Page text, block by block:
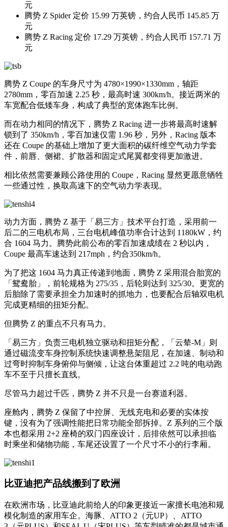
元
腾势 Z Spider 定价 15.99 万英镑，约合人民币 145.85 万
元
腾势 Z Racing 定价 17.29 万英镑，约合人民币 157.71 万
元
腾势 Z Coupe 的车身尺寸为 4780×1990×1330mm，轴距
2780mm，零百加速 2.25 秒，最高时速 300km/h。接近两米的
车宽配合低矮车身，构成了典型的宽体跑车比例。
而在动力相同的情况下，腾势 Z Racing 进一步将最高时速解
锁到了 350km/h，零百加速仅需 1.96 秒，另外，Racing 版本
还在 Coupe 的基础上增加了更大面积的碳纤维空气动力学套
件，前唇、侧裙、扩散器和固定式尾翼都变得更加激进。
相比依然需要兼顾公路使用的 Coupe，Racing 显然更愿意牺牲
一些通过性，换取高速下的空气动力学表现。
动力方面，腾势 Z 基于「易三方」技术平台打造，采用前一
后二的三电机布局，三台电机峰值功率合计达到 1180kW，约
合 1604 马力。腾势此前公布的零百加速成绩在 2 秒以内，
Coupe 最高车速达到 217mph，约合350km/h。
为了把这 1604 马力真正传递到地面，腾势 Z 采用混合胎宽的
「鸳鸯胎」，前轮规格为 275/35，后轮则达到 325/30。更宽的
后胎除了需要承担全力加速时的抓地力，也要配合后轴双电机
完成更精细的扭矩分配。
但腾势 Z 的重点不只有马力。
「易三方」负责三电机独立驱动和扭矩分配，「云辇-M」则
通过磁流变车身控制系统快速调整悬架阻尼，在加速、制动和
过弯时抑制车身俯仰与侧倾，让这台体重超过 2.2 吨的电动跑
车不至于只擅长直线。
尽管马力超过千匹，腾势 Z 并不只是一台赛道利器。
座舱内，腾势 Z 保留了中控屏、无线充电和必要的实体按
键，没有为了强调性能把日常功能全部拆掉。Z 系列的三个版
本也都采用 2+2 座椅的双门四座设计，后排依然可以承担临
时乘坐和储物功能，车尾还设置了一个尺寸不小的行李厢。
比亚迪把产品线搬到了欧洲
在欧洲市场，比亚迪此前给人的印象更接近一家擅长电池和规
模化制造的家用车企。海豚、ATTO 2（元UP）、ATTO